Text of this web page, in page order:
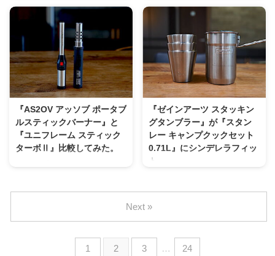
左右どちらからでも開け ...
やキャンプスタイルに合った汎用
火輪ってご存じでしょうか？
したでしょうか。 東京のアウト
ドアガレージブランドの「camp
on parade」さんが シングルバー
ナーなどに載っけて簡易で使える
ヒーターアタッチメントとして一
躍有名になった商品名が「火
輪」。 インスタグラム等ではこ
の火輪をマナスルなどのケロシン
バーナーに載っけて、コンパクト
武井ストーブのように使うのが流
行っていたりします。 なぜな
ら、僕もマナスルに載っけて使い
マナスルがそこそこのお値段する
スノーピークのIGT（アイアング
リルテーブル）互換の製品が色々
なメーカーから販売される中。
当方のブログでもよく読まれてい
て人気の「ラーテルワークス ウ
ッドパネルテーブル」がありま
す。 デザインもコスパも良くて
オススメなテーブルですが、残念
ながら人気すぎてなかなか手に入
らない状況です。 Naturehike/ネ
イチャーハイク IGT フォールディ
ング コンビネーション テーブル
ブラックアルミの天板とサイドフ
レームの木材のコントラストが綺
見て頂ければかなり使い勝手が良
『AS2OV アッソブ ポータブ
ルスティックバーナー』と
『ユニフレーム スティック
ターボⅡ』比較してみた。
主流でキャンプやってる人はみん
な持っていた印象があります。
『ゼインアーツ スタッキン
グタンブラー』が『スタン
レー キャンプクックセット
0.71L』にシンデレラフィッ
ト。
パミンがどっと出ましたこれをご
紹介します！ コーヒーカップと
1 2 3 … 24
Next »